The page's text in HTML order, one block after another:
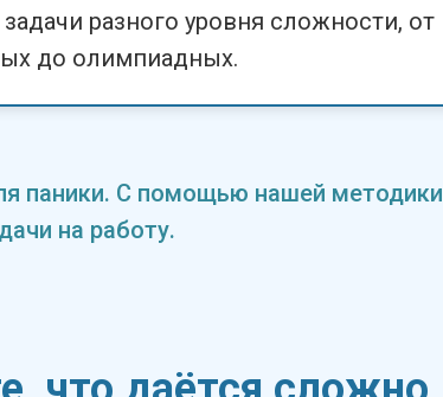
задачи разного уровня сложности, от
до олимпиадных.
паники. С помощью нашей методики
на работу.